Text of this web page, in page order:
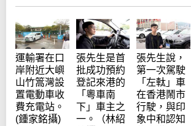
運輸署在口
岸附近大嶼
山竹篙灣設
置電動車收
費充電站。
(鍾家銘攝)
張先生是首
批成功預約
登記來港的
「粵車南
下」車主之
一。（林紹
張先生說，
第一次駕駛
「左軚」車
在香港鬧市
行駛，與印
象中和認知